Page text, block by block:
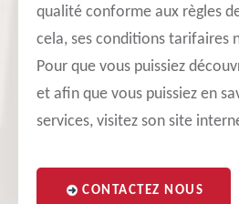
qualité conforme aux règles
cela, ses conditions tarifaires
Pour que vous puissiez
et afin que vous puissiez en
services, visitez son site
CONTACTEZ NOUS